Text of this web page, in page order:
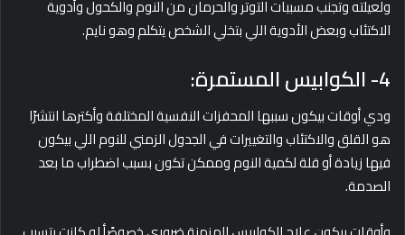
ولعيلته وتجنب مسببات التوتر والحرمان من النوم والكحول وأدوية
الاكتئاب وبعض الأدوية اللي بتخلي الشخص يتكلم وهو نايم.
4- الكوابيس المستمرة:
ودي أوقات بيكون سببها المحفزات النفسية المختلفة وأكترها انتشرًا
هو القلق والاكتئاب والتغييرات في الجدول الزمني للنوم اللي بيكون
فيها زيادة أو قلة لكمية النوم وممكن تكون بسبب اضطراب ما بعد
الصدمة.